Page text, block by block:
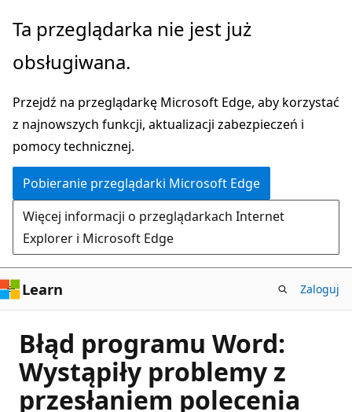
Przejdź
głównej
Ta przeglądarka nie jest już
obsługiwana.
Przejdź na przeglądarkę Microsoft Edge, aby korzystać
z najnowszych funkcji, aktualizacji zabezpieczeń i
pomocy technicznej.
Pobieranie przeglądarki Microsoft Edge
Więcej informacji o przeglądarkach Internet
Explorer i Microsoft Edge
Learn Zaloguj
Błąd programu Word:
Wystąpiły problemy z
przesłaniem polecenia